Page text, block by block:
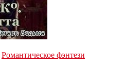
Романтическое фэнтези